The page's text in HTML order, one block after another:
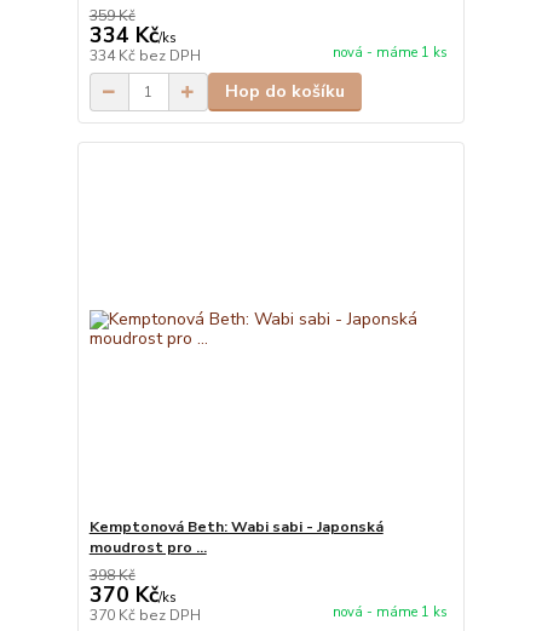
359 Kč
334 Kč/ks
334 Kč bez DPH nová - máme 1 ks
Hop do košíku
Kemptonová Beth: Wabi sabi - Japonská
moudrost pro ...
398 Kč
370 Kč/ks
370 Kč bez DPH nová - máme 1 ks